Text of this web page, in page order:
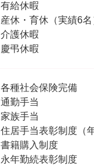
有給休暇
産休・育休（実績6名
介護休暇
慶弔休暇
各種社会保険完備
通勤手当
家族手当
住居手当表彰制度（
書籍購入制度
永年勤続表彰制度